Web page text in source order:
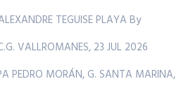
TEGUISE PLAYA By
VALLROMANES, 23 JUL 2026
PEDRO MORÁN, G. SANTA MARINA,